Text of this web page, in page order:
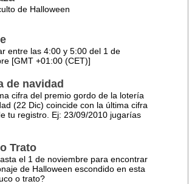
de Halloween
entre las 4:00 y 5:00 del 1 de
[GMT +01:00 (CET)]
de navidad
cifra del premio gordo de la lotería
(22 Dic) coincide con la última cifra
tu registro. Ej: 23/09/2010 jugarías
Trato
el 1 de noviembre para encontrar
de Halloween escondido en esta
o trato?